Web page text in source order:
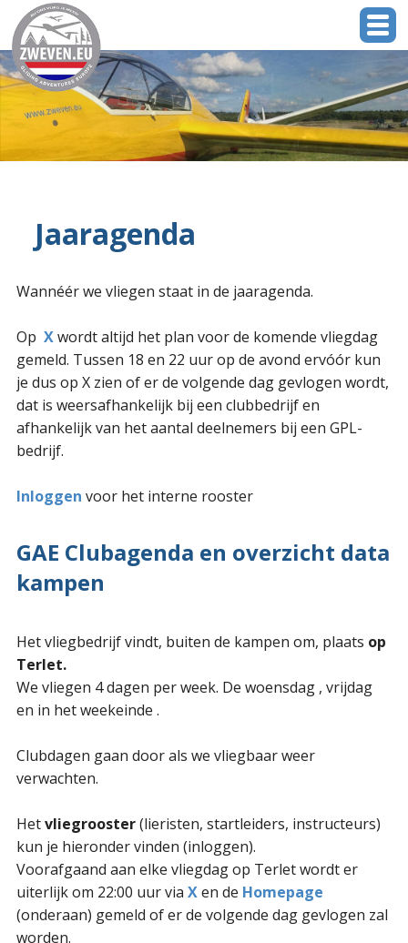
Jaaragenda
Wannéér we vliegen staat in de jaaragenda.
Op Xwordt altijd het plan voor de komende vliegdag
gemeld. Tussen 18 en 22 uur op de avond ervóór kun
je dus op X zien of er de volgende dag gevlogen wordt,
dat is weersafhankelijk bij een clubbedrijf en
afhankelijk van het aantal deelnemers bij een GPL-
bedrijf.
Inloggen voor het interne rooster
GAE Clubagenda en overzicht data
kampen
Het vliegbedrijf vindt, buiten de kampen om, plaats op
Terlet.
We vliegen 4 dagen per week. De woensdag , vrijdag
en in het weekeinde .
Clubdagen gaan door als we vliegbaar weer
verwachten.
Hetvliegrooster(lieristen, startleiders, instructeurs)
kun je hieronder vinden (inloggen).
Voorafgaand aan elke vliegdag op Terlet wordt er
uiterlijk om 22:00 uur via Xen de Homepage
(onderaan) gemeld of er de volgende dag gevlogen zal
worden.